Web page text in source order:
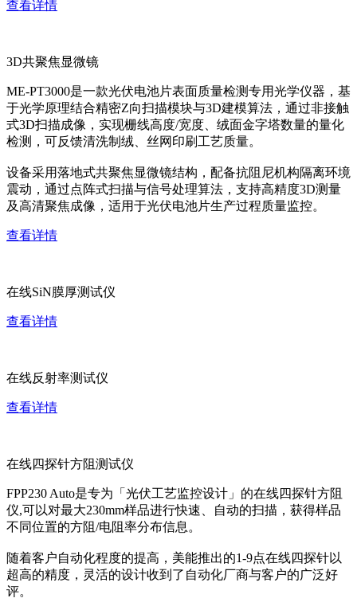
查看详情
3D共聚焦显微镜
ME-PT3000是一款光伏电池片表面质量检测专用光学仪器，基
于光学原理结合精密Z向扫描模块与3D建模算法，通过非接触
式3D扫描成像，实现栅线高度/宽度、绒面金字塔数量的量化
检测，可反馈清洗制绒、丝网印刷工艺质量。
设备采用落地式共聚焦显微镜结构，配备抗阻尼机构隔离环境
震动，通过点阵式扫描与信号处理算法，支持高精度3D测量
及高清聚焦成像，适用于光伏电池片生产过程质量监控。
查看详情
在线SiN膜厚测试仪
查看详情
在线反射率测试仪
查看详情
在线四探针方阻测试仪
FPP230 Auto是专为「光伏工艺监控设计」的在线四探针方阻
仪,可以对最大230mm样品进行快速、自动的扫描，获得样品
不同位置的方阻/电阻率分布信息。
随着客户自动化程度的提高，美能推出的1-9点在线四探针以
超高的精度，灵活的设计收到了自动化厂商与客户的广泛好
评。